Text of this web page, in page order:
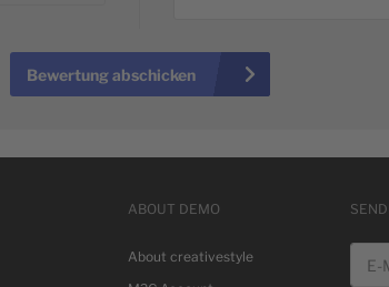
Bewertung abschicken
ABOUT DEMO
About creativestyle